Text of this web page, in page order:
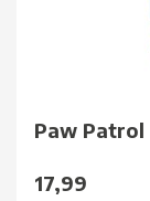
Paw
17,99